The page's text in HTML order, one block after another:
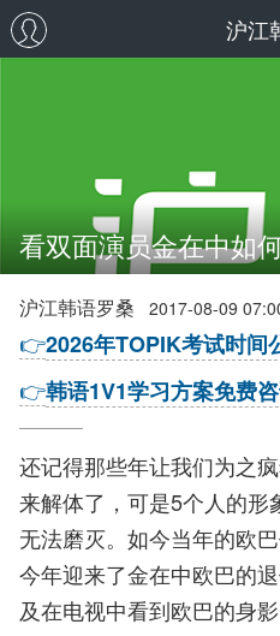
沪江
看双面演员金在中如
沪江韩语罗桑 2017-08-09
👉2026年TOPIK考试时间
👉韩语1V1学习方案免费
还记得那些年让我们为之
来解体了，可是5个人的形
无法磨灭。如今当年的欧
今年迎来了金在中欧巴的
及在电视中看到欧巴的身